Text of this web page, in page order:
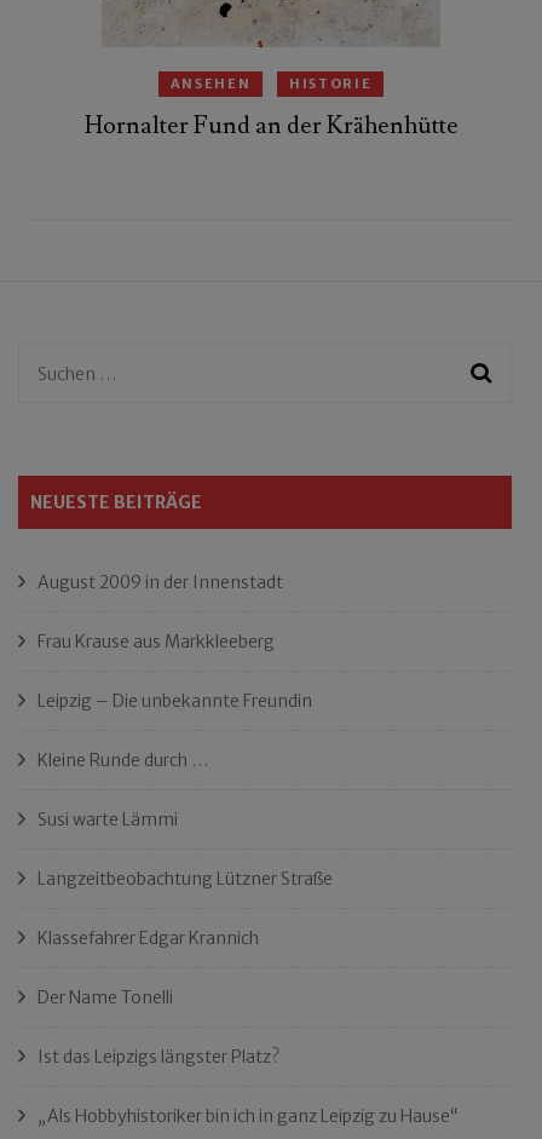
ANSEHEN HISTORIE
Hornalter Fund an der Krähenhütte
Suchen
NEUESTE BEITRÄGE
August 2009 in der Innenstadt
Frau Krause aus Markkleeberg
Leipzig – Die unbekannte Freundin
Kleine Runde durch …
Susi warte Lämmi
Langzeitbeobachtung Lützner Straße
Klassefahrer Edgar Krannich
Der Name Tonelli
Ist das Leipzigs längster Platz?
„Als Hobbyhistoriker bin ich in ganz Leipzig zu Hause“